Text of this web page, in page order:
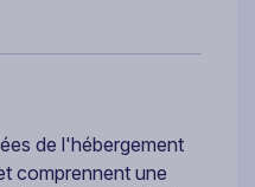
de l'hébergement
comprennent une